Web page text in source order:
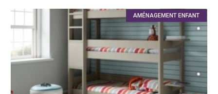
AMÉNAGEMENT ENFANT